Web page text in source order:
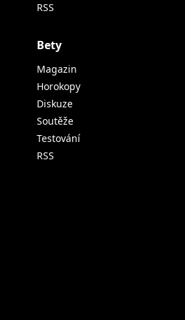
RSS
Bety
Magazin
Horokopy
Diskuze
Soutěže
Testování
RSS